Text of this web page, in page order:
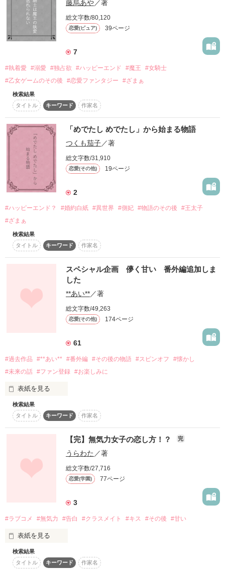
副総長
中栄  怜央
四天王
西宮姫華
×
四天王
青波  修
四天王
白崎  真白
×
黒瀬   シアン
この宣言をされて以降、元仲間だった奴らの文句がうるさいで
「そんなヤツ忘れろ。」
「可愛いですねぇ。」
「僕だけ見てて。」
夢のような一時をあなたに・・・
読者数2000人超え
驚きです＼(◎o◎)／！
ありがとうございます。
<(_ _)>
レビューthank you
MARYO様・藤ウ゛ィッツ様・SERA様
ベリーズカフェランクイン
野いちごランクイン
ありがとうございます!(^^)!
作品を読む
皆から人気者の爽やか王子、
やっと想いが伝わり、付き合う事になった二人…
でも………
こちらは「爽やか王子と内気少女」の続編となります。
作品を読む
藤烏あや／著
総文字数/80,120
恋愛(ピュア) 39ページ
7
#執着愛 #溺愛 #独占欲 #ハッピーエンド #魔王
#女騎士
#乙女ゲームのその後
#恋愛ファンタジー #ざまぁ
検索結果
タイトル
キーワード 作家名
「めでたし めでたし」から始まる物語
つくも茄子／著
総文字数/31,910
恋愛(その他) 19ページ
2
#ハッピーエンド？ #婚約白紙 #異世界 #側妃 #物語のその後
#王太子
#ざまぁ
検索結果
タイトル
キーワード 作家名
スペシャル企画 儚く甘い 番外編追加しま
した
**あい**／著
総文字数/49,263
恋愛(その他) 174ページ
61
#過去作品 #**あい** #番外編 #その後の物語 #スピンオフ
#懐かし
#未来の話 #ファン登録 #お楽しみに
表紙を見る
ファン登録4000人記念として、今までの過去作品のスピンオフ
や番外編、その後の物語などを載せていきたいたいと思いま
す！
公開は4000人になった時からにしようと思っていますので、楽
しみにお待ちくださいね。
検索結果
タイトル
キーワード 作家名
【完】無気力女子の恋し方！？ 完
うらわた ／著
総文字数/27,716
恋愛(学園) 77ページ
3
#ラブコメ #無気力 #告白 #クラスメイト #キス #その後 #甘い
表紙を見る
無気力鈍感女子
検索結果
タイトル
キーワード 作家名